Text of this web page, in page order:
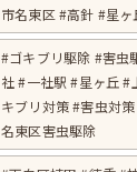
市名東区 #高針 #星
#ゴキブリ駆除 #害虫
社 #一社駅 #星ヶ丘
キブリ対策 #害虫対
名東区害虫駆除